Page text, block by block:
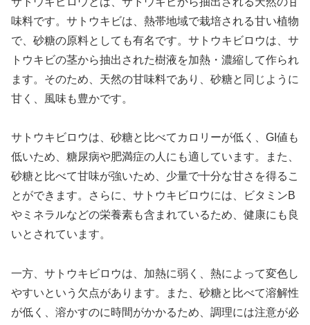
味料です。サトウキビは、熱帯地域で栽培される甘い植物
で、砂糖の原料としても有名です。サトウキビロウは、サ
トウキビの茎から抽出された樹液を加熱・濃縮して作られ
ます。そのため、天然の甘味料であり、砂糖と同じように
甘く、風味も豊かです。
サトウキビロウは、砂糖と比べてカロリーが低く、GI値も
低いため、糖尿病や肥満症の人にも適しています。また、
砂糖と比べて甘味が強いため、少量で十分な甘さを得るこ
とができます。さらに、サトウキビロウには、ビタミンB
やミネラルなどの栄養素も含まれているため、健康にも良
いとされています。
一方、サトウキビロウは、加熱に弱く、熱によって変色し
やすいという欠点があります。また、砂糖と比べて溶解性
が低く、溶かすのに時間がかかるため、調理には注意が必